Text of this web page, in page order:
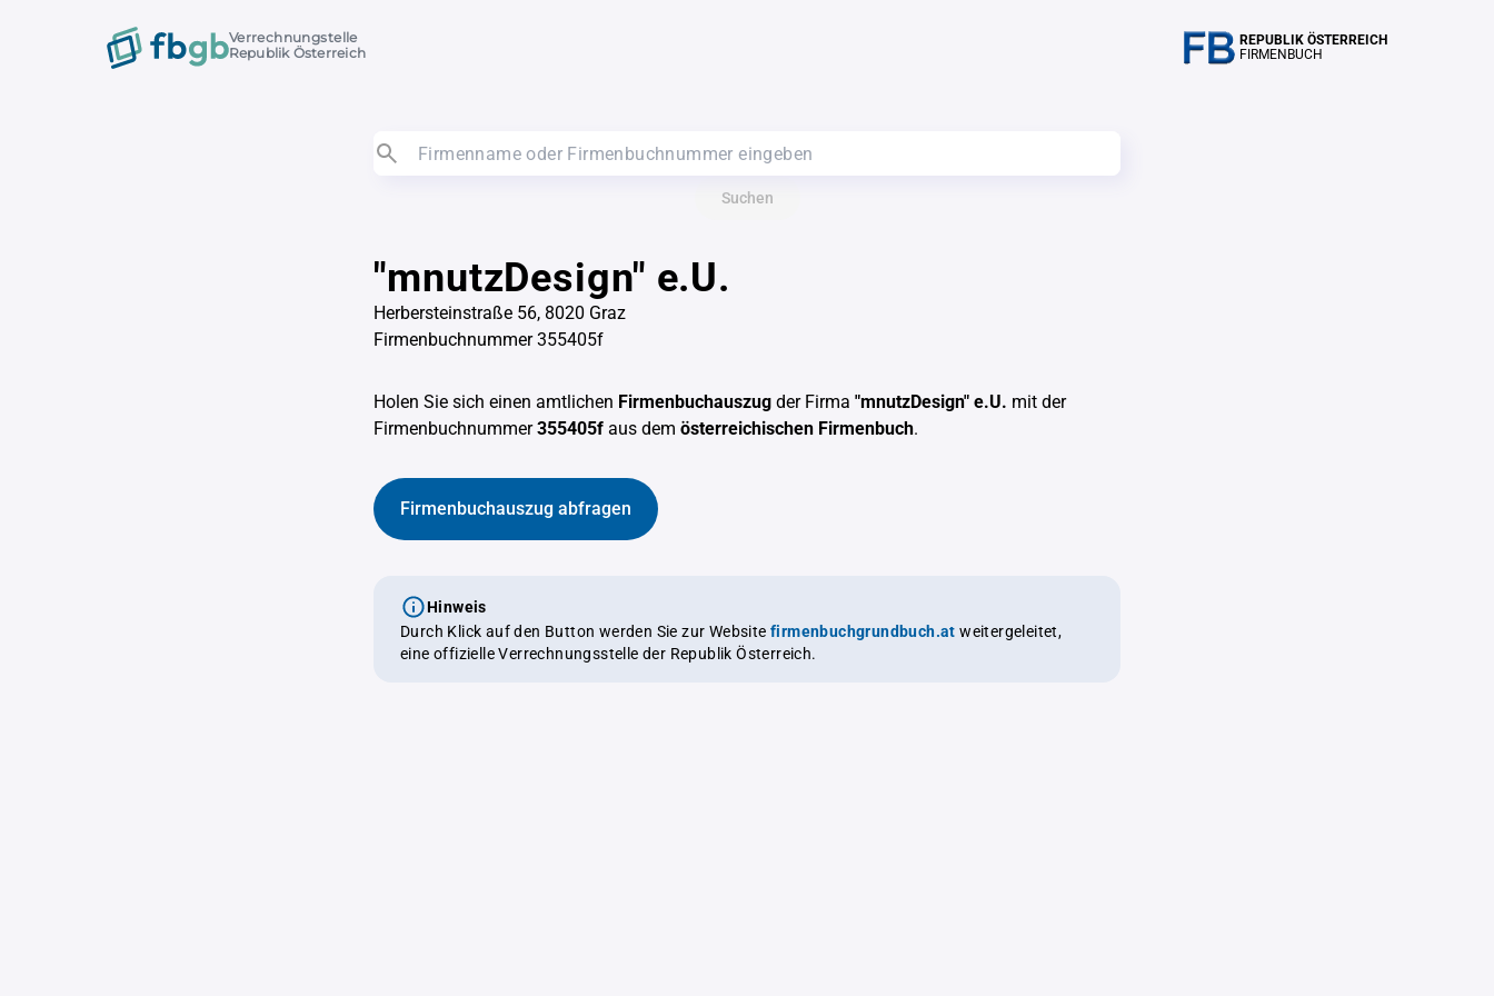
Verrechnungstelle
Republik Österreich
REPUBLIK ÖSTERREICH
FIRMENBUCH
Suchen
"mnutzDesign" e.U.
Herbersteinstraße 56, 8020 Graz
Firmenbuchnummer 355405f
Holen Sie sich einen amtlichen Firmenbuchauszug der Firma "mnutzDesign" e.U. mit der
Firmenbuchnummer355405f aus dem österreichischen Firmenbuch.
Firmenbuchauszug abfragen
Hinweis
Durch Klick auf den Button werden Sie zur Website firmenbuchgrundbuch.at weitergeleitet,
eine offizielle Verrechnungsstelle der Republik Österreich.